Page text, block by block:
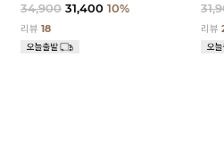
34,900 31,400 10%
리뷰18 리뷰